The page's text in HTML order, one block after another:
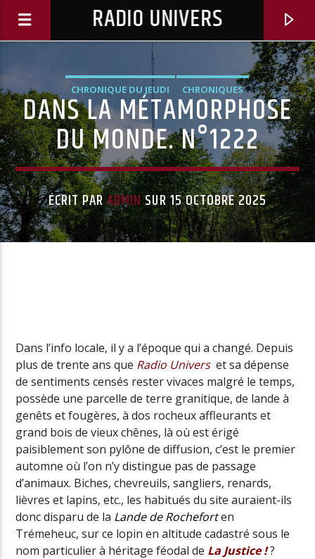
RADIO UNIVERS
Radio Univers
CHRONIQUE DU JEUDI CHRONIQUES
DANS LA MÉTAMORPHOSE
DU MONDE. N°1222
ÉCRIT PARADMINSUR 15 OCTOBRE 2025
Dans l’info locale, il y a l’époque qui a changé. Depuis
plus de trente ans que Radio Universet sa dépense
de sentiments censés rester vivaces malgré le temps,
possède une parcelle de terre granitique, de lande à
genêts et fougères, à dos rocheux affleurants et
grand bois de vieux chênes, là où est érigé
paisiblement son pylône de diffusion, c’est le premier
automne où l’on n’y distingue pas de passage
d’animaux. Biches, chevreuils, sangliers, renards,
lièvres et lapins, etc., les habitués du site auraient-ils
donc disparu de la Lande de Rocheforten
Trémeheuc, sur ce lopin en altitude cadastré sous le
nom particulier à héritage féodal de La Justice !?